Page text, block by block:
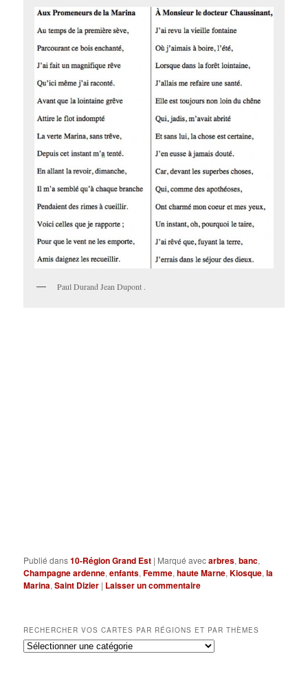
Paul Durand Jean Dupont .
Publié dans10-Région Grand Est | Marqué avecarbres,banc,
Champagne ardenne,enfants,Femme,haute Marne,Kiosque,la
Marina,Saint Dizier | Laisser un commentaire
RECHERCHER VOS CARTES PAR RÉGIONS ET PAR THÈMES
Rechercher